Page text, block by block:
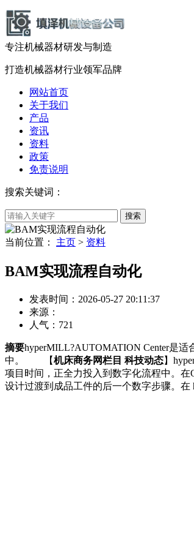
专注机械器材研发与制造
打造机械器材行业领军品牌
网站首页
关于我们
产品
资讯
资料
政策
免责说明
搜索关键词：
当前位置： 主页 > 资料
BAM实现流程自动化
发表时间：2026-05-27 20:11:37
来源：
人气： 721
摘要hyperMILL?AUTOMATION Center是
中。 【机床商务网栏目 科技动态】
项目时间，正全力投入到数字化流程中。
设计过渡到成品工件的后一个数字步骤。